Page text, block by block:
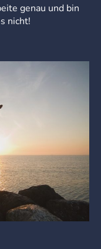
genau und bin
nicht!